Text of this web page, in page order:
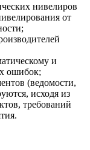
нивелиров
от
и
ошибок;
(ведомости,
исходя из
требований